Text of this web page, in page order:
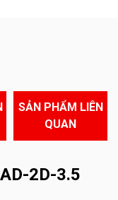
SẢN PHẨM LIÊN
QUAN
2D-3.5